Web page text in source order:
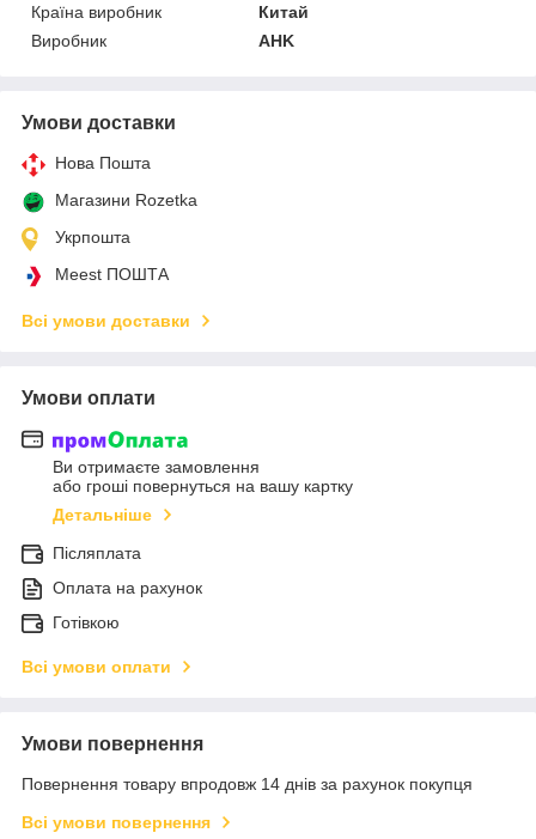
Країна виробник
Китай
Виробник
AHK
Умови доставки
Нова Пошта
Магазини Rozetka
Укрпошта
Meest ПОШТА
Всі умови доставки
Умови оплати
Ви отримаєте замовлення
або гроші повернуться на вашу картку
Детальніше
Післяплата
Оплата на рахунок
Готівкою
Всі умови оплати
Умови повернення
Повернення товару впродовж 14 днів за рахунок покупця
Всі умови повернення